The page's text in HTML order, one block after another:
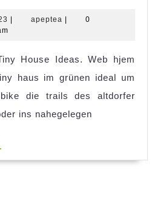
Festival
Ga
November
27,
apeptea apeptea
0
House Ideas. Web hjem
haus im grünen ideal um
die trails des altdorfer
ins nahegelegen